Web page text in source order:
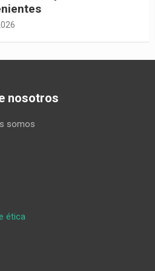
nosotros
somos
ética: